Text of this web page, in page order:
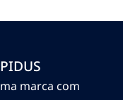
marca com